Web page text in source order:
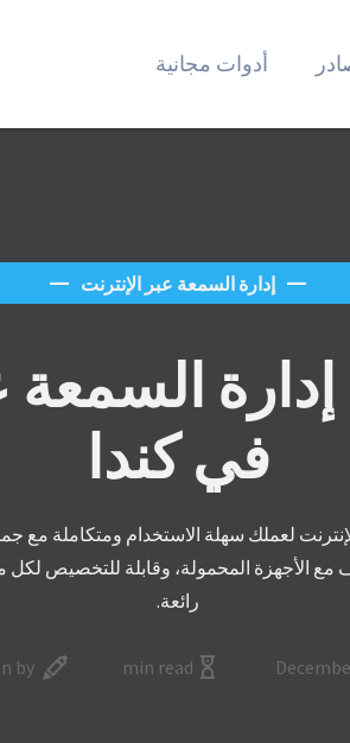
أدوات مجانية
— إدارة السمعة عبر الإنترنت —
السمعة
في كندا
لعملك سهلة الاستخدام ومتكاملة مع
مع الأجهزة المحمولة، وقابلة للتخصيص
رائعة.
min read
by